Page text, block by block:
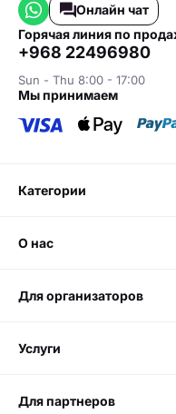
Онлайн чат
горячая линия по
+968 22496980
Sun - Thu 8:00 - 17:00
мы принимаем
категории
о нас
для организаторов
услуги
для партнеров